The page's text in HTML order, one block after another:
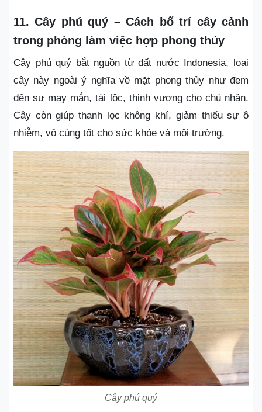
11. Cây phú quý – Cách bố trí cây cảnh
trong phòng làm việc hợp phong thủy
Cây phú quý bắt nguồn từ đất nước Indonesia, loại
cây này ngoài ý nghĩa về mặt phong thủy như đem
đến sự may mắn, tài lộc, thịnh vượng cho chủ nhân.
Cây còn giúp thanh lọc không khí, giảm thiểu sự ô
nhiễm, vô cùng tốt cho sức khỏe và môi trường.
Cây phú quý